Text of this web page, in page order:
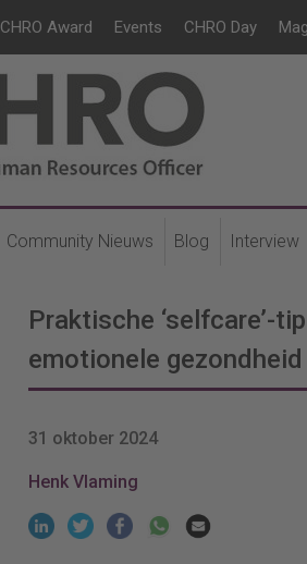
CHRO Award Events CHRO Day
Community Nieuws Blog Interview
Praktische ‘selfcare’-
emotionele
31 oktober 2024
Henk Vlaming